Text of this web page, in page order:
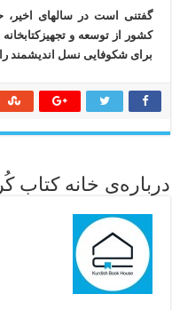
گفتنی است در سالهای اخیر،
کشور از توسعه و
برای شکوفایی نسل اندیشمند
درباره‌ی خانه کتاب